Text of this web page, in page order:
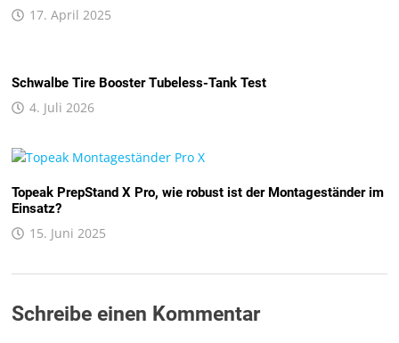
17. April 2025
Schwalbe Tire Booster Tubeless-Tank Test
4. Juli 2026
Topeak PrepStand X Pro, wie robust ist der Montageständer im
Einsatz?
15. Juni 2025
Schreibe einen Kommentar